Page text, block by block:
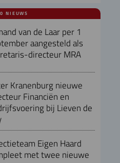
NIEUWS
van de Laar per 1
aangesteld als
directeur MRA
Kranenburg nieuwe
Financiën en
bij Lieven de
Eigen Haard
met twee nieuwe